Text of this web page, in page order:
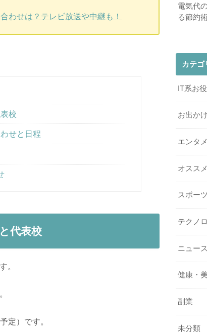
わせは？テレビ放送や中継も！
校
せと日程
代表校
。
定）です。
電気代
る節約
カテゴ
IT系お
お出か
エンタメ
オスス
スポーツ
テクノ
ニュース
健康・
副業
未分類